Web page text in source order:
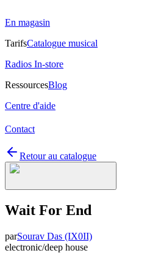
En magasin
TarifsCatalogue musical
Radios In-store
RessourcesBlog
Centre d'aide
Contact
Retour au catalogue
Wait For End
parSourav Das (IX0II)
electronic/deep house